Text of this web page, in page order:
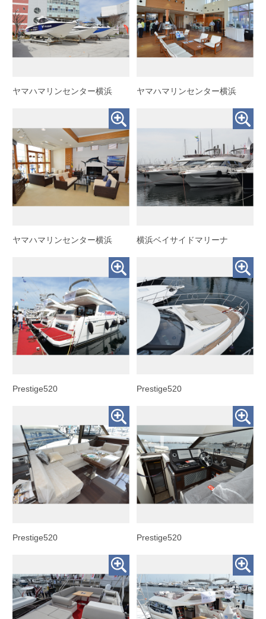
ヤマハマリンセンター横浜 ヤマハマリンセンター横浜
ヤマハマリンセンター横浜 横浜ベイサイドマリーナ
Prestige520 Prestige520
Prestige520 Prestige520